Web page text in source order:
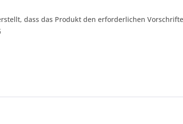
dass das Produkt den erforderlichen